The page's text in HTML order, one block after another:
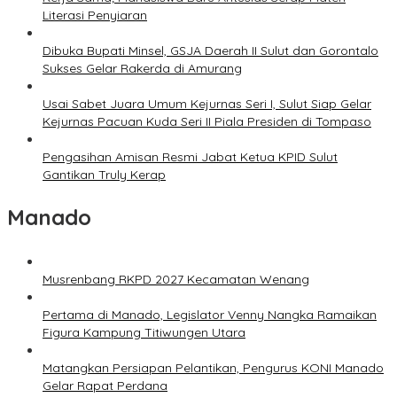
Literasi Penyiaran
Dibuka Bupati Minsel, GSJA Daerah II Sulut dan Gorontalo
Sukses Gelar Rakerda di Amurang
Usai Sabet Juara Umum Kejurnas Seri I, Sulut Siap Gelar
Kejurnas Pacuan Kuda Seri II Piala Presiden di Tompaso
Pengasihan Amisan Resmi Jabat Ketua KPID Sulut
Gantikan Truly Kerap
Manado
Musrenbang RKPD 2027 Kecamatan Wenang
Pertama di Manado, Legislator Venny Nangka Ramaikan
Figura Kampung Titiwungen Utara
Matangkan Persiapan Pelantikan, Pengurus KONI Manado
Gelar Rapat Perdana